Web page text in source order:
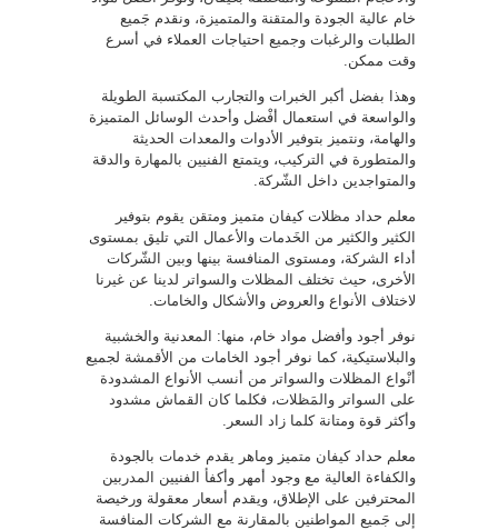
خام عالية الجودة والمتقنة والمتميزة، ونقدم جَميع
الطلبات والرغبات وجميع احتياجات العملاء في أسرع
وقت ممكن.
وهذا بفضل أكبر الخبرات والتجارب المكتسبة الطويلة
والواسعة في استعمال أفْضل وأحدث الوسائل المتميزة
والهامة، ونتميز بتوفير الأدوات والمعدات الحديثة
والمتطورة في التركيب، ويتمتع الفنيين بالمهارة والدقة
والمتواجدين داخل الشّركة.
معلم حداد مظلات كيفان متميز ومتقن يقوم بتوفير
الكثير والكثير من الخَدمات والأعمال التي تليق بمستوى
أداء الشركة، ومستوى المنافسة بينها وبين الشّركات
الأخرى، حيث تختلف المظلات والسواتر لدينا عن غيرنا
لاختلاف الأنواع والعروض والأشكال والخامات.
نوفر أجود وأفضل مواد خام، منها: المعدنية والخشبية
والبلاستيكية، كما نوفر أجود الخامات من الأقمشة لجميع
أنْواع المظلات والسواتر من أنسب الأنواع المشدودة
على السواتر والمَظلات، فكلما كان القماش مشدود
وأكثر قوة ومتانة كلما زاد السعر.
معلم حداد كيفان متميز وماهر يقدم خدمات بالجودة
والكفاءة العالية مع وجود أمهر وأكفأ الفنيين المدربين
المحترفين على الإطلاق، ويقدم أسعار معقولة ورخيصة
إلى جَميع المواطنين بالمقارنة مع الشركات المنافسة